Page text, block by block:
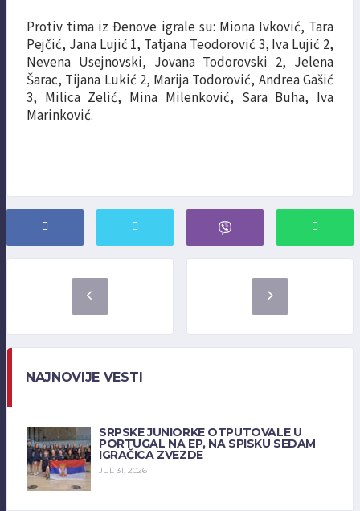
Protiv tima iz Đenove igrale su: Miona Ivković, Tara
Pejčić, Jana Lujić 1, Tatjana Teodorović 3, Iva Lujić 2,
Nevena Usejnovski, Jovana Todorovski 2, Jelena
Šarac, Tijana Lukić 2, Marija Todorović, Andrea Gašić
3, Milica Zelić, Mina Milenković, Sara Buha, Iva
Marinković.
NAJNOVIJE VESTI
SRPSKE JUNIORKE OTPUTOVALE U
PORTUGAL NA EP, NA SPISKU SEDAM
IGRAČICA ZVEZDE
JUL 31, 2026